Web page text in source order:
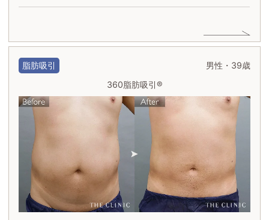
脂肪吸引
男性・39歳
360脂肪吸引®